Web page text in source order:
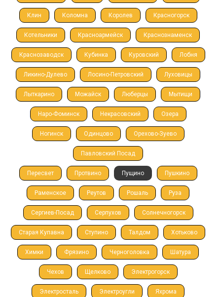
Клин Коломна Королев Красногорск
Котельники Красноармейск Краснознаменск
Краснозаводск Кубинка Куровский Лобня
Ликино-Дулево Лосино-Петровский Луховицы
Лыткарино Можайск Люберцы Мытищи
Наро-Фоминск Некрасовский Озера
Ногинск Одинцово Орехово-Зуево
Павловский Посад
Пересвет Протвино Пущино Пушкино
Раменское Реутов Рошаль Руза
Сергиев-Посад Серпухов Солнечногорск
Старая Купавна Ступино Талдом Хотьково
Химки Фрязино Черноголовка Шатура
Чехов Щелково Электрогорск
Электросталь Электроугли Яхрома